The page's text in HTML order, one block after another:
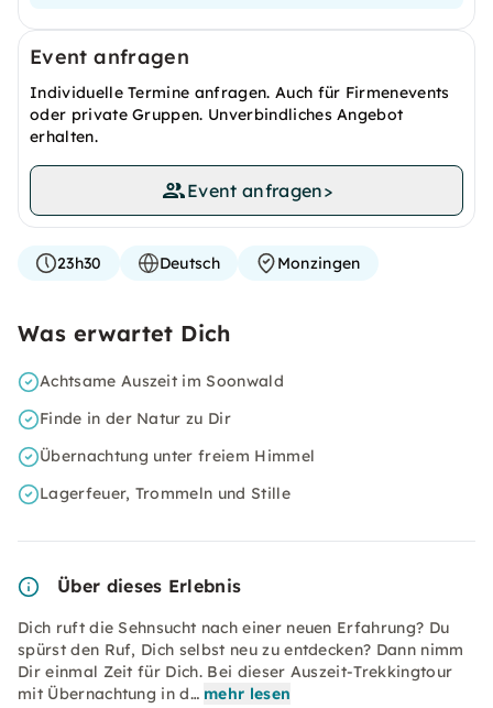
Event anfragen
Individuelle Termine anfragen. Auch für Firmenevents
oder private Gruppen. Unverbindliches Angebot
erhalten.
Event anfragen>
23h30 Deutsch Monzingen
Was erwartet Dich
Achtsame Auszeit im Soonwald
Finde in der Natur zu Dir
Übernachtung unter freiem Himmel
Lagerfeuer, Trommeln und Stille
Über dieses Erlebnis
Dich ruft die Sehnsucht nach einer neuen Erfahrung? Du
spürst den Ruf, Dich selbst neu zu entdecken? Dann nimm
Dir einmal Zeit für Dich. Bei dieser Auszeit-Trekkingtour
mit Übernachtung in d… mehr lesen